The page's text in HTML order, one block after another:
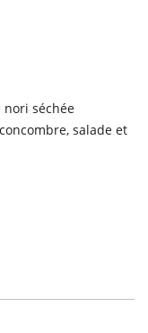
nori séchée
salade et